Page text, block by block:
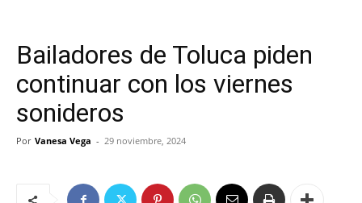
Bailadores de Toluca piden
continuar con los viernes
sonideros
Por Vanesa Vega - 29 noviembre, 2024